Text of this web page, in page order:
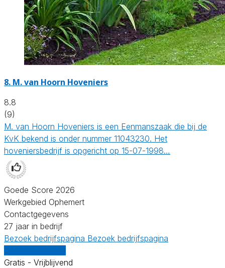
8. M. van Hoorn Hoveniers
8.8
(9)
M. van Hoorn Hoveniers is een Eenmanszaak die bij de
KvK bekend is onder nummer 11043230. Het
hoveniersbedrijf is opgericht op 15-07-1998…
Goede Score 2026
Werkgebied Ophemert
Contactgegevens
27 jaar in bedrijf
Bezoek bedrijfspagina Bezoek bedrijfspagina
Gratis - Vrijblijvend